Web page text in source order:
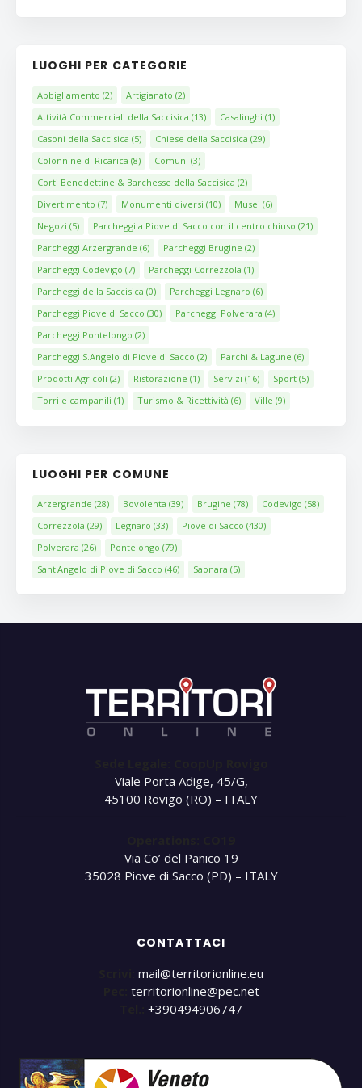
LUOGHI PER CATEGORIE
Abbigliamento (2) Artigianato (2)
Attività Commerciali della Saccisica (13) Casalinghi (1)
Casoni della Saccisica (5) Chiese della Saccisica (29)
Colonnine di Ricarica (8) Comuni (3)
Corti Benedettine & Barchesse della Saccisica (2)
Divertimento (7) Monumenti diversi (10) Musei (6)
Negozi (5) Parcheggi a Piove di Sacco con il centro chiuso (21)
Parcheggi Arzergrande (6) Parcheggi Brugine (2)
Parcheggi Codevigo (7) Parcheggi Correzzola (1)
Parcheggi della Saccisica (0) Parcheggi Legnaro (6)
Parcheggi Piove di Sacco (30) Parcheggi Polverara (4)
Parcheggi Pontelongo (2)
Parcheggi S.Angelo di Piove di Sacco (2) Parchi & Lagune (6)
Prodotti Agricoli (2) Ristorazione (1) Servizi (16) Sport (5)
Torri e campanili (1) Turismo & Ricettività (6) Ville (9)
LUOGHI PER COMUNE
Arzergrande (28) Bovolenta (39) Brugine (78) Codevigo (58)
Correzzola (29) Legnaro (33) Piove di Sacco (430)
Polverara (26) Pontelongo (79)
Sant'Angelo di Piove di Sacco (46) Saonara (5)
Viale Porta Adige, 45/G,
45100 Rovigo (RO) – ITALY
Via Co’ del Panico 19
35028 Piove di Sacco (PD) – ITALY
CONTATTACI
mail@territorionline.eu
territorionline@pec.net
+390494906747